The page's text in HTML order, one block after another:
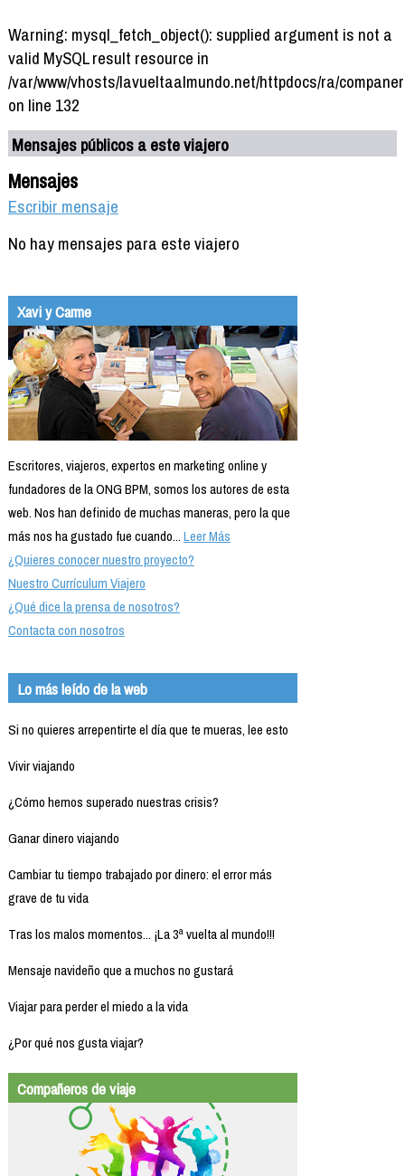
Warning: mysql_fetch_object(): supplied argument is not a
valid MySQL result resource in
/var/www/vhosts/lavueltaalmundo.net/httpdocs/ra/
on line 132
Mensajes públicos a este viajero
Mensajes
Escribir mensaje
No hay mensajes para este viajero
Xavi y Carme
Escritores, viajeros, expertos en marketing online y
fundadores de la ONG BPM, somos los autores de esta
web. Nos han definido de muchas maneras, pero la que
más nos ha gustado fue cuando...Leer Más
¿Quieres conocer nuestro proyecto?
Nuestro Currículum Viajero
¿Qué dice la prensa de nosotros?
Contacta con nosotros
Lo más leído de la web
Si no quieres arrepentirte el día que te mueras, lee esto
Vivir viajando
¿Cómo hemos superado nuestras crisis?
Ganar dinero viajando
Cambiar tu tiempo trabajado por dinero: el error más
grave de tu vida
Tras los malos momentos... ¡La 3ª vuelta al mundo!!!
Mensaje navideño que a muchos no gustará
Viajar para perder el miedo a la vida
¿Por qué nos gusta viajar?
Compañeros de viaje